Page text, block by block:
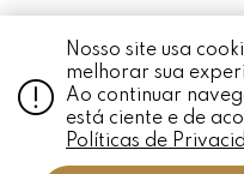
Nosso site usa
melhorar sua
Ao continuar
está ciente e de
Políticas de
MEDALHÃO PERSA © 2020 RUA
- CEP 80710-660 / CNPJ:
TODAS AS FOTOS,
SOFTWARE, CONJUNTO
PROPRIEDADE EXCLUSIVA DO
REPRODUÇÃO, TOTAL OU
SEM EXPRESSA
MENCIONADO IMPLICARÁ NA